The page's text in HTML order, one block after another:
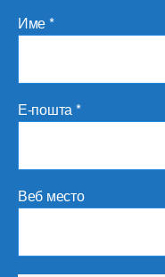
Име*
Е-пошта*
Веб место